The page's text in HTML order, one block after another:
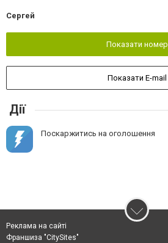
Сергей
Показати номер
Показати E-mail
Дії
Поскаржитись на оголошення
Реклама на сайті
Франшиза "CitySites"